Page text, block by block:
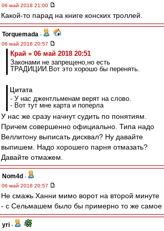
06 май 2018 21:00
Какой-то парад на книге конских троллей.
Torquemada -
06 май 2018 20:57
Край » 06 май 2018 20:51
Законами не запрещено,но есть
ТРАДИЦИИ.Вот это хорошо бы перенять.
Цитата
- У нас джентльменам верят на слово.
- Вот тут мне карта и поперла
У нас же сразу начнут судить по понятиям.
Причем совершенно официально. Типа надо
Веллитону выписать дисквал? Ну давайте
выпишем. Надо хорошего парня отмазать?
Давайте отмажем.
Nom4d -
06 май 2018 20:57
Не смажь Ханни мимо ворот на второй минуте
- с Сельмашем было бы примерно то же самое
yri -